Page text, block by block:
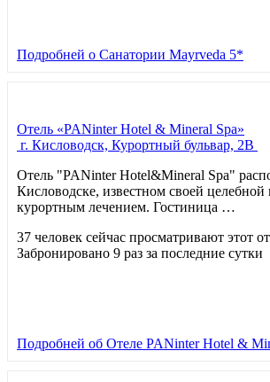
Подробней о Санатории Mayrveda 5*
Отель «PANinter Hotel & Mineral Spa»
г. Кисловодск, Курортный бульвар, 2В
Отель "PANinter Hotel&Mineral Spa"
Кисловодске, известном своей целебной
курортным лечением. Гостиница …
37 человек сейчас просматривают этот
Забронировано 9 раз за последние сутки
Подробней об Отеле PANinter Hotel &